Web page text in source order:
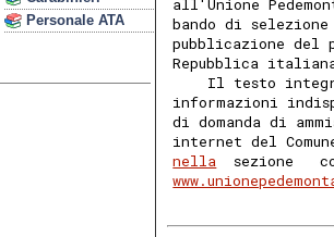
Personale ATA
all'Unione
bando di
pubblicazione
Repubblica
Il testo
informazioni
di domanda di
internet del
nella
sezione